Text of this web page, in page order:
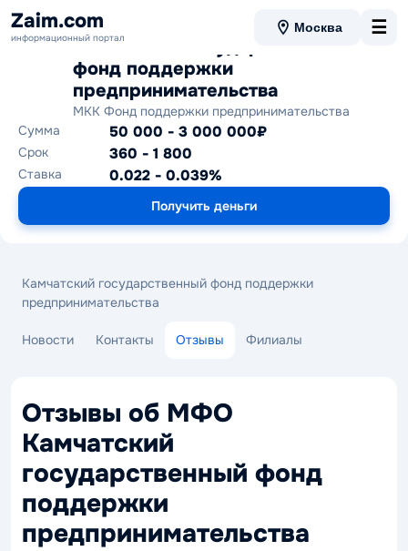
Zaim.com
информационный портал
Москва ☰
Камчатский государственный
фонд поддержки
предпринимательства
МКК Фонд поддержки предпринимательства
Сумма
50 000 - 3 000 000₽
Срок 360 - 1 800
Ставка 0.022 - 0.039%
Получить деньги
Камчатский государственный фонд поддержки
предпринимательства
Новости Контакты Отзывы Филиалы
Отзывы об МФО
Камчатский
государственный фонд
поддержки
предпринимательства